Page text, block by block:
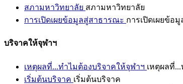
สภามหาวิทยาลัย สภามหาวิทยาลัย
การเปิดเผยข้อมูลสู่สาธารณะ การเปิดเผยข้อ
บริจาคให้จุฬาฯ
เหตุผลที่...ทำไมต้องบริจาคให้จุฬาฯ เหตุผลที่
เริ่มต้นบริจาค เริ่มต้นบริจาค